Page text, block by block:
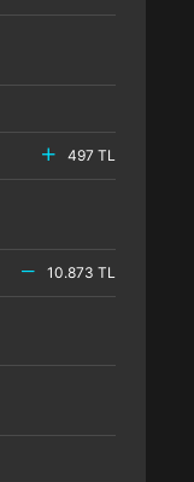
497 TL
10.873 TL